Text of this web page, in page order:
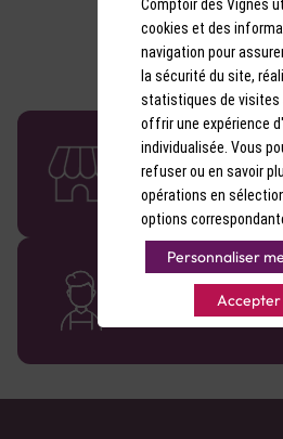
58 caves en
Retrouvez le réseau
partout en France !
Des cavistes à
Bénéficiez de
avec le sourire :)
Comptoir des Vignes
cookies et des
navigation pour
la sécurité du site,
statistiques de visites
offrir une expérience
individualisée. Vous
refuser ou en savoir
opérations en
options
Personnaliser
Accepter